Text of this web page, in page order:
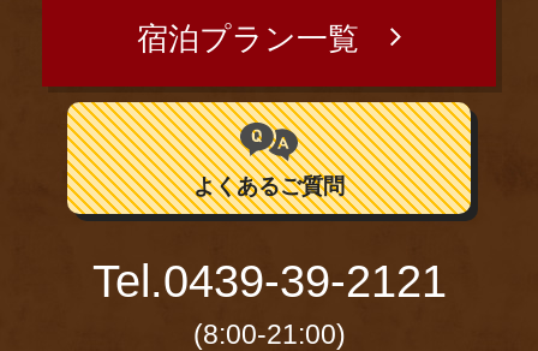
宿泊プラン一覧
よくあるご質問
Tel.0439-39-2121
(8:00-21:00)